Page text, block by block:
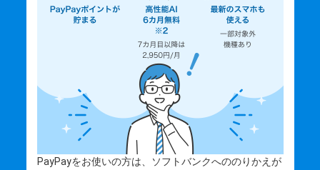
PayPayをお使いの方は、ソフトバンクへののりかえが